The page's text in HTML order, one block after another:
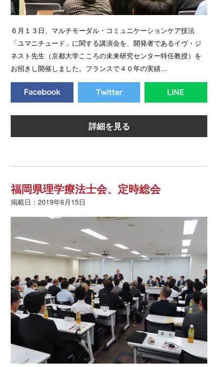
６月１３日、マルチモーダル・コミュニケーションケア技法
「ユマニチュード」に関する講演会を、開発者であるイヴ・ジ
ネスト先生（京都大学こころの未来研究センター特任教授）を
お招きし開催しました。フランスで４０年の実績…
詳細を見る
福岡県理学療法士会、定時総会
掲載日：2019年6月15日